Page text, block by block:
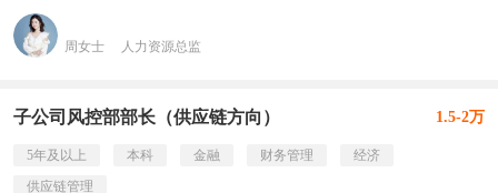
周女士 人力资源总监
子公司风控部部长（供应链方向） 1.5-2万
5年及以上 本科 金融 财务管理
经济
供应链管理